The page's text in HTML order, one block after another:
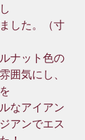
した。（寸
ナット色の
囲気にし、
なアイアン
アンでエス